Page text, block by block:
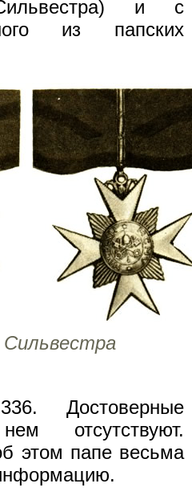
и с
из папских
Достоверные
отсутствуют.
этом папе весьма